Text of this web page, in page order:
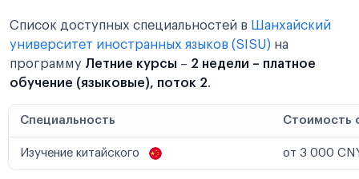
Список доступных специальностей в Шанхайский
университет иностранных языков (SISU) на
программу Летние курсы – 2 недели – платное
обучение (языковые), поток 2.
Специальность Стоимость
Изучение китайского от 3 000